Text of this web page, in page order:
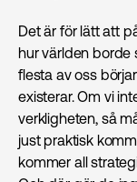
Det är för lätt att
hur världen borde
flesta av oss
existerar. Om vi
verkligheten, så
just praktisk
kommer all